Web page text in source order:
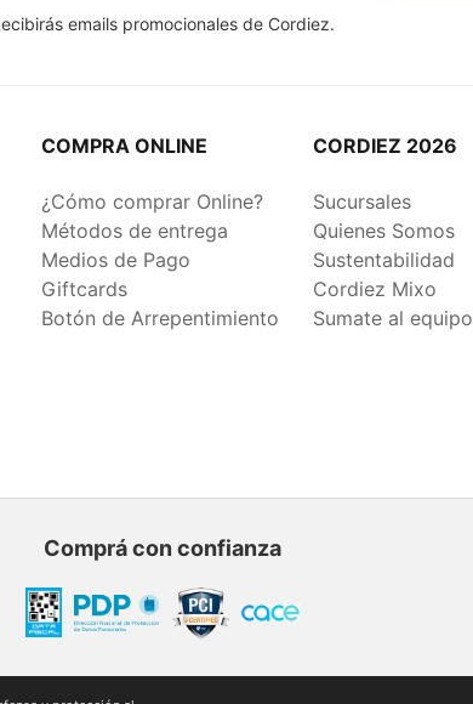
emails promocionales de Cordiez.
COMPRA ONLINE
¿Cómo comprar Online?
Métodos de entrega
Medios de Pago
Giftcards
Botón de Arrepentimiento
CORDIEZ 2026
Sucursales
Quienes Somos
Sustentabilidad
Cordiez Mixo
Sumate al equipo
Comprá con confianza